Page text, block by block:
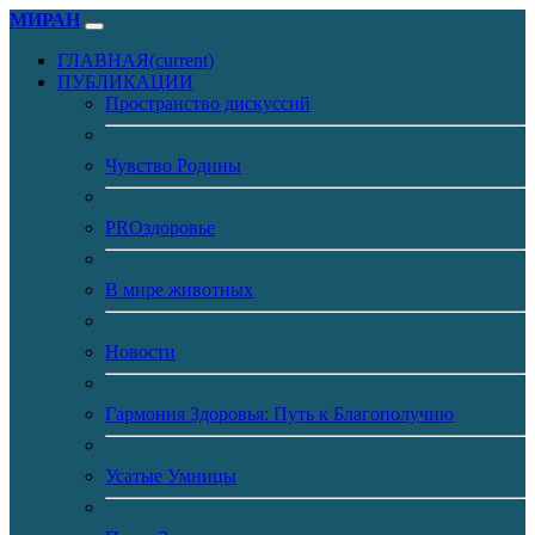
МИРАН
ГЛАВНАЯ(current)
ПУБЛИКАЦИИ
Пространство дискуссий
Чувство Родины
PROздоровье
В мире животных
Новости
Гармония Здоровья: Путь к Благополучию
Усатые Умницы